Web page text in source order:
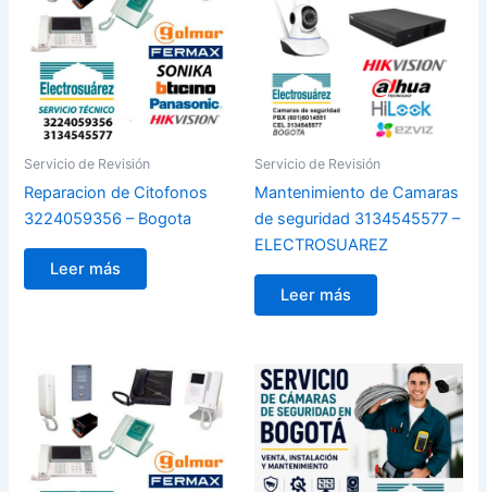
Servicio de Revisión
Reparacion de Citofonos
3224059356 – Bogota
Leer más
Servicio de Revisión
Mantenimiento de Camaras
de seguridad 3134545577 –
ELECTROSUAREZ
Leer más